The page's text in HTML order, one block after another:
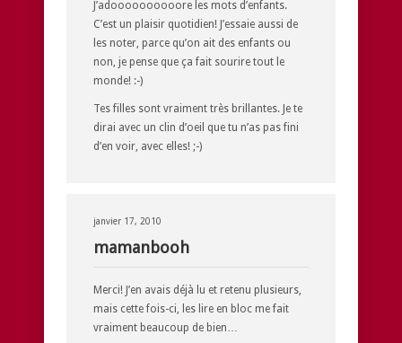
J’adoooooooooore les mots d’enfants.
C’est un plaisir quotidien! J’essaie aussi de
les noter, parce qu’on ait des enfants ou
non, je pense que ça fait sourire tout le
monde! :-)
Tes filles sont vraiment très brillantes. Je te
dirai avec un clin d’oeil que tu n’as pas fini
d’en voir, avec elles! ;-)
janvier 17, 2010
mamanbooh
Merci! J’en avais déjà lu et retenu plusieurs,
mais cette fois-ci, les lire en bloc me fait
vraiment beaucoup de bien…